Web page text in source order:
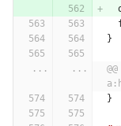
}
... ...
}